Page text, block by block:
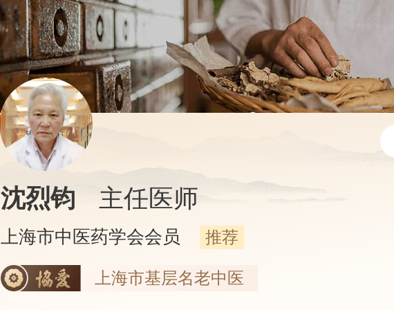
沈烈钧 主任医师
上海市中医药学会会员 推荐
上海市基层名老中医